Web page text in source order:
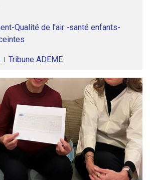
Qualité de l'air -santé enfants-
Tribune ADEME